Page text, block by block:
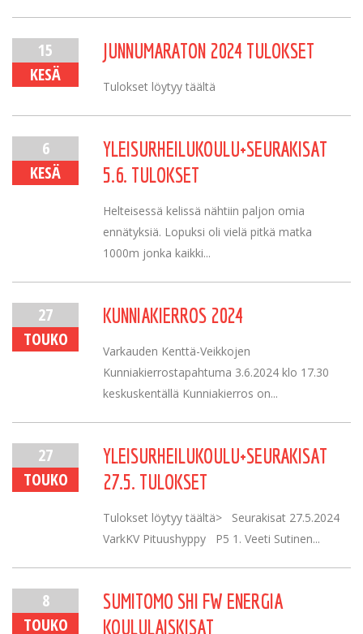
15
KESÄ
JUNNUMARATON 2024 TULOKSET
Tulokset löytyy täältä
6
KESÄ
YLEISURHEILUKOULU+SEURAKISAT
5.6. TULOKSET
Helteisessä kelissä nähtiin paljon omia
ennätyksiä. Lopuksi oli vielä pitkä matka
1000m jonka kaikki...
27
TOUKO
KUNNIAKIERROS 2024
Varkauden Kenttä-Veikkojen
Kunniakierrostapahtuma 3.6.2024 klo 17.30
keskuskentällä Kunniakierros on...
27
TOUKO
YLEISURHEILUKOULU+SEURAKISAT
27.5. TULOKSET
Tulokset löytyy täältä> Seurakisat 27.5.2024
VarkKV Pituushyppy P5 1. Veeti Sutinen...
8
TOUKO
SUMITOMO SHI FW ENERGIA
KOULULAISKISAT